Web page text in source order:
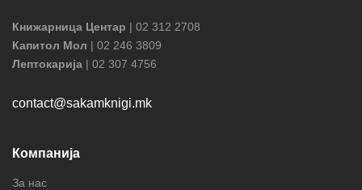
Книжарница Центар | 02 312 2708
Капитол Мол | 02 246 3809
Лептокарија | 02 307 4756
contact@sakamknigi.mk
Компанија
За нас